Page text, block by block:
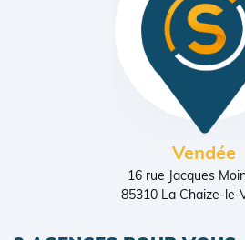
Vendée
16 rue Jacques
85310 La Chaize-le-